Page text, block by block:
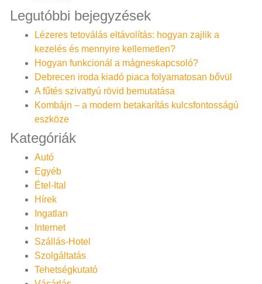
Legutóbbi bejegyzések
Lézeres tetoválás eltávolítás: hogyan zajlik a
kezelés és mennyire kellemetlen?
Hogyan funkcionál a mágneskapcsoló?
Debrecen iroda kiadó piaca folyamatosan bővül
A fűtés szivattyú rövid bemutatása
Kombájn – a modern betakarítás kulcsfontosságú
eszköze
Kategóriák
Autó
Egyéb
Étel-Ital
Hírek
Ingatlan
Internet
Szállás-Hotel
Szolgáltatás
Tehetségkutató